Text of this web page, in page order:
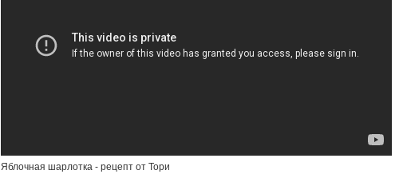
Яблочная шарлотка - рецепт от Тори